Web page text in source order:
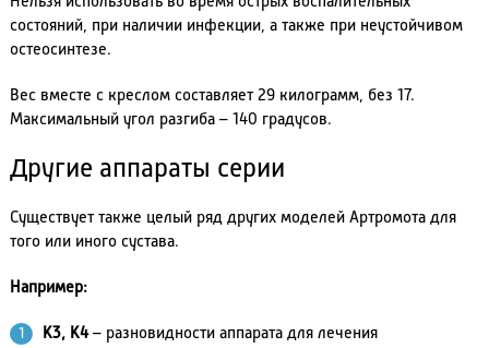
состояний, при наличии инфекции, а также при неустойчивом
остеосинтезе.
Вес вместе с креслом составляет 29 килограмм, без 17.
Максимальный угол разгиба – 140 градусов.
Другие аппараты серии
Существует также целый ряд других моделей Артромота для
того или иного сустава.
Например:
K3, K4– разновидности аппарата для лечения